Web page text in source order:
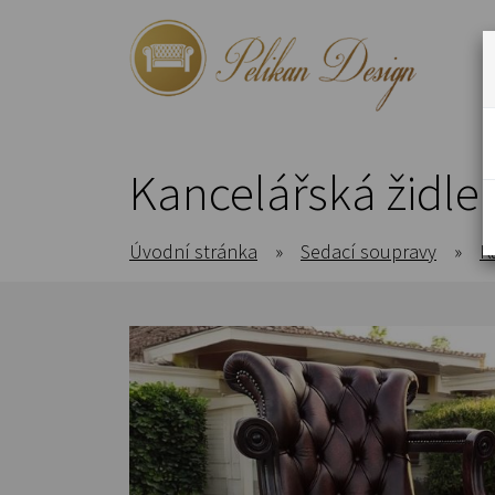
Kancelářská
Úvodní stránka » Sedací soupravy »